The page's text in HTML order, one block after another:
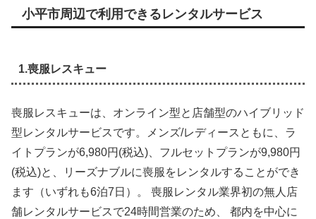
小平市周辺で利用できるレンタルサービス
1.喪服レスキュー
喪服レスキューは、オンライン型と店舗型のハイブリッド
型レンタルサービスです。メンズ/レディースともに、ラ
イトプランが6,980円(税込)、フルセットプランが9,980円
(税込)と、リーズナブルに喪服をレンタルすることができ
ます（いずれも6泊7日）。 喪服レンタル業界初の無人店
舗レンタルサービスで24時間営業のため、 都内を中心に